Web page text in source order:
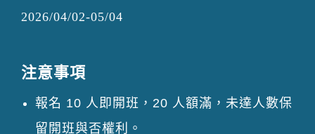
2026/04/02-05/04
注意事項
報名 10 人即開班，20 人額滿，未達人數保
留開班與否權利。